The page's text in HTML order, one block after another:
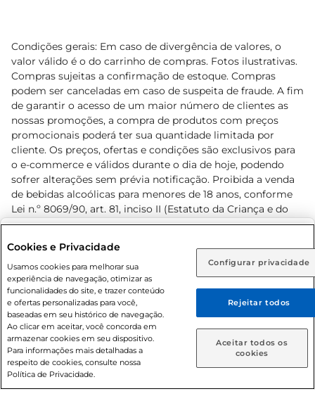
Rio de Janeiro (RJ) Goiás (GO)
Ou
Caso queira comprar online, informe como deseja receber
suas compras:
Entrega em casa Retire em Loja
Condições gerais: Em caso de divergência de valores, o
valor válido é o do carrinho de compras. Fotos ilustrativas.
Compras sujeitas a confirmação de estoque. Compras
podem ser canceladas em caso de suspeita de fraude. A fim
de garantir o acesso de um maior número de clientes as
nossas promoções, a compra de produtos com preços
promocionais poderá ter sua quantidade limitada por
cliente. Os preços, ofertas e condições são exclusivos para
o e-commerce e válidos durante o dia de hoje, podendo
sofrer alterações sem prévia notificação. Proibida a venda
de bebidas alcoólicas para menores de 18 anos, conforme
Lei n.º 8069/90, art. 81, inciso II (Estatuto da Criança e do
Adolescente). Preços e condições exclusivos para o
prévio. O valor mínimo para as compras on-line é de R$
80,00.
© 2026 Copyright. Todos os direitos
reservados Prezunic.
Cookies e Privacidade
Usamos cookies para melhorar sua
experiência de navegação, otimizar as
funcionalidades do site, e trazer conteúdo
e ofertas personalizadas para você,
baseadas em seu histórico de navegação.
Ao clicar em aceitar, você concorda em
armazenar cookies em seu dispositivo.
Para informações mais detalhadas a
respeito de cookies, consulte nossa
Política de Privacidade.
Configurar privacidade
Rejeitar todos
Aceitar todos os
cookies